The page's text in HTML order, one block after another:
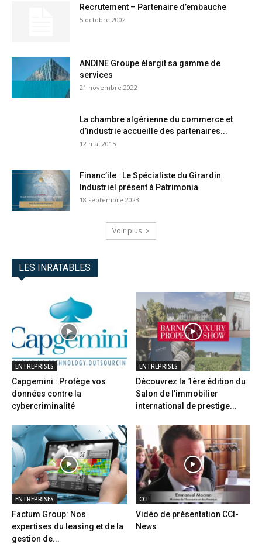
Recrutement – Partenaire d’embauche
5 octobre 2002
ANDINE Groupe élargit sa gamme de
services
21 novembre 2022
La chambre algérienne du commerce et
d’industrie accueille des partenaires...
12 mai 2015
Financ’ile : Le Spécialiste du Girardin
Industriel présent à Patrimonia
18 septembre 2023
Voir plus
LES INRATABLES
ENTREPRISES
Capgemini : Protège vos
données contre la
cybercriminalité
ENTREPRISES
Découvrez la 1ère édition du
Salon de l’immobilier
international de prestige...
ENTREPRISES
Factum Group: Nos
expertises du leasing et de la
gestion de...
CCI
Vidéo de présentation CCI-
News